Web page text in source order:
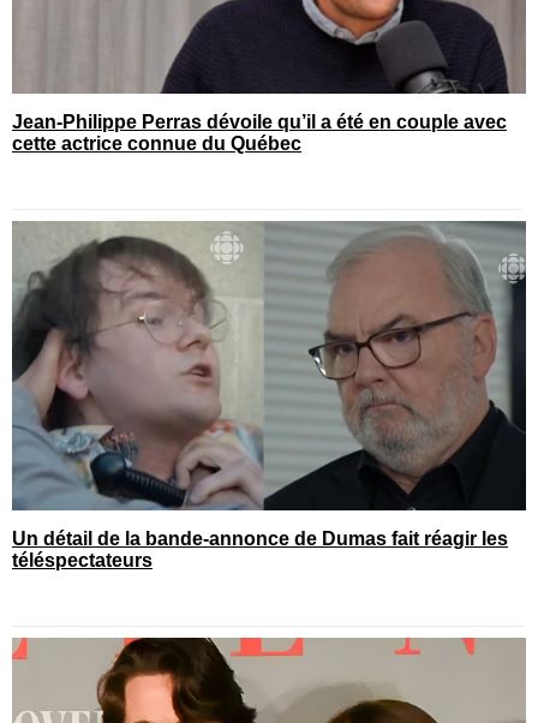
Jean-Philippe Perras dévoile qu’il a été en couple avec
cette actrice connue du Québec
Un détail de la bande-annonce de Dumas fait réagir les
téléspectateurs